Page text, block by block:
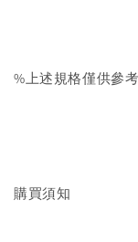
%上述規格僅供參
購買須知